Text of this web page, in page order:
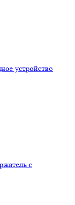
устройство
с